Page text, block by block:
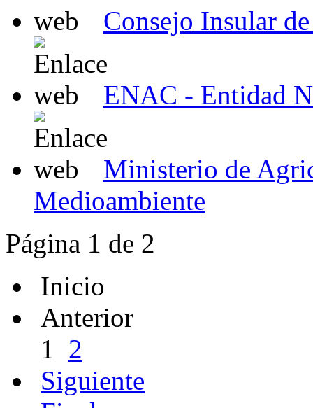
Consejo Insular
ENAC - Entidad
Ministerio de
Medioambiente
Página 1 de 2
Inicio
Anterior
1 2
Siguiente